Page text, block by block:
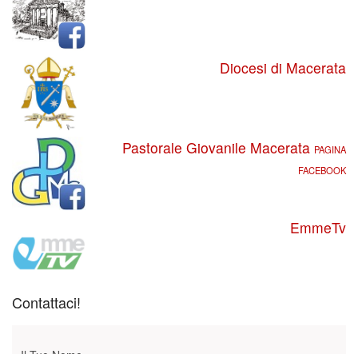
Diocesi di Macerata
Pastorale Giovanile Macerata PAGINA
FACEBOOK
EmmeTv
Contattaci!